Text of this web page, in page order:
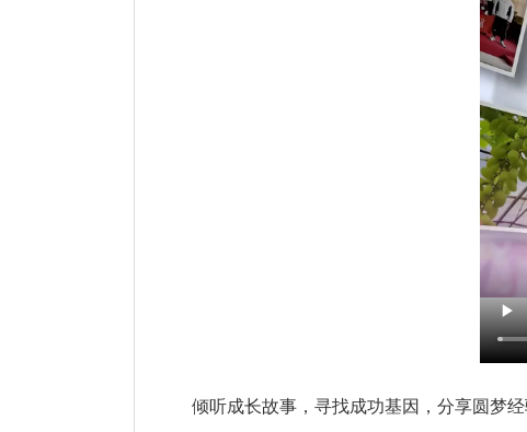
倾听成长故事，寻找成功基因，分享圆梦经